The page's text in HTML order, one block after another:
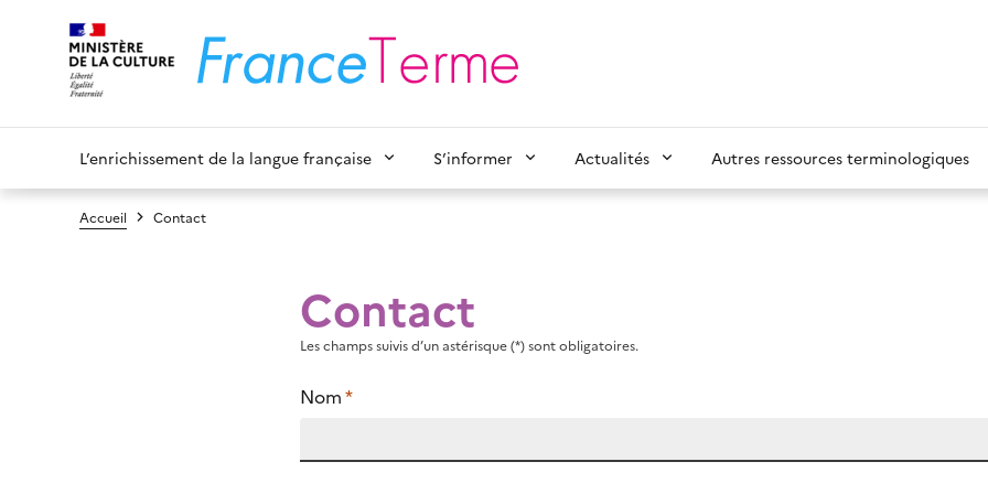
L’enrichissement de la langue française S’informer Actualités Autres ressources terminologiques
Accueil Contact
Contact
Les champs suivis d’un astérisque (*) sont obligatoires.
Nom*